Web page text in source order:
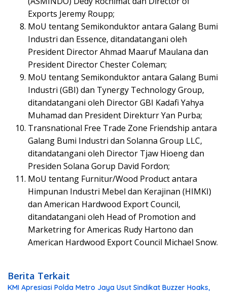
Exports Jeremy Roupp;
MoU tentang Semikonduktor antara Galang Bumi
Industri dan Essence, ditandatangani oleh
President Director Ahmad Maaruf Maulana dan
President Director Chester Coleman;
MoU tentang Semikonduktor antara Galang Bumi
Industri (GBI) dan Tynergy Technology Group,
ditandatangani oleh Director GBI Kadafi Yahya
Muhamad dan President Direkturr Yan Purba;
Transnational Free Trade Zone Friendship antara
Galang Bumi Industri dan Solanna Group LLC,
ditandatangani oleh Director Tjaw Hioeng dan
Presiden Solana Gorup David Fordon;
MoU tentang Furnitur/Wood Product antara
Himpunan Industri Mebel dan Kerajinan (HIMKI)
dan American Hardwood Export Council,
ditandatangani oleh Head of Promotion and
Marketring for Americas Rudy Hartono dan
American Hardwood Export Council Michael Snow.
Berita Terkait
KMI Apresiasi Polda Metro Jaya Usut Sindikat Buzzer Hoaks,